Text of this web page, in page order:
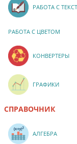
РАБОТА С
РАБОТА С ЦВЕТОМ
КОНВЕРТЕРЫ
ГРАФИКИ
СПРАВОЧНИК
АЛГЕБРА